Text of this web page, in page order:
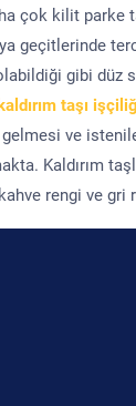
çok kilit parke
geçitlerinde
gibi düz
kaldırım taşı
ve
Kaldırım
rengi ve gri